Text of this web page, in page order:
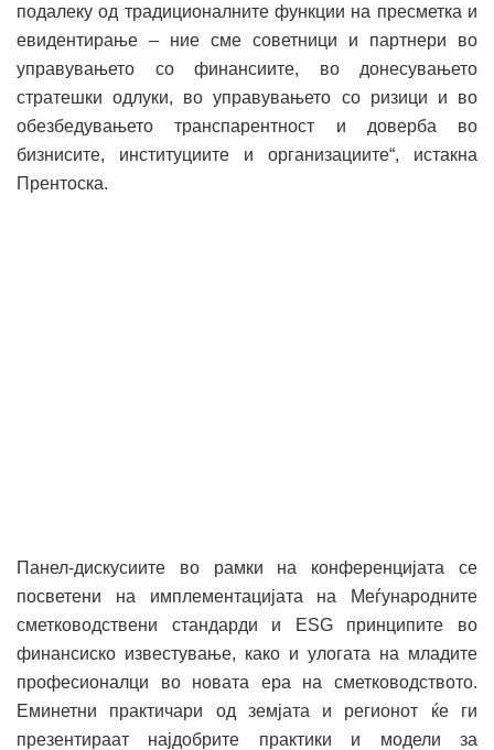
подалеку од традиционалните функции на пресметка и
евидентирање – ние сме советници и партнери во
управувањето со финансиите, во донесувањето
стратешки одлуки, во управувањето со ризици и во
обезбедувањето транспарентност и доверба во
бизнисите, институциите и организациите“, истакна
Прентоска.
Панел-дискусиите во рамки на конференцијата се
посветени на имплементацијата на Меѓународните
сметководствени стандарди и ESG принципите во
финансиско известување, како и улогата на младите
професионалци во новата ера на сметководството.
Еминетни практичари од земјата и регионот ќе ги
презентираат најдобрите практики и модели за